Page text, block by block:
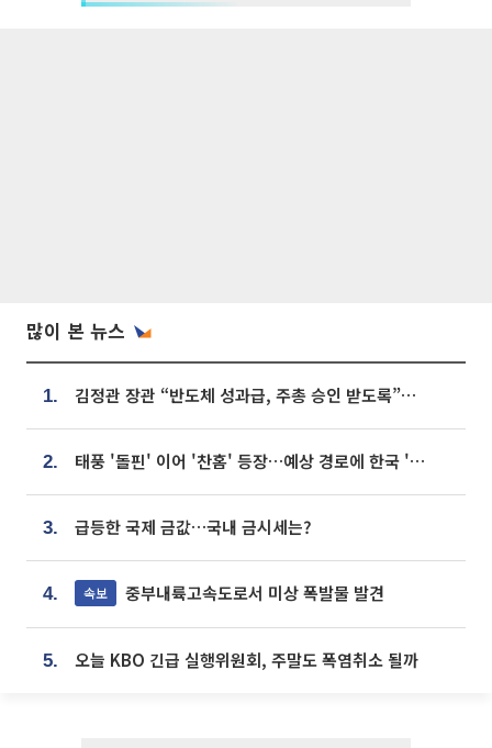
많이 본 뉴스
1. 김정관 장관 “반도체 성과급, 주총 승인 받도록”…상법·자본시장법 개정 시사
2. 태풍 '돌핀' 이어 '찬홈' 등장…예상 경로에 한국 '한숨'
3. 급등한 국제 금값…국내 금시세는?
4. 속보 중부내륙고속도로서 미상 폭발물 발견
5. 오늘 KBO 긴급 실행위원회, 주말도 폭염취소 될까